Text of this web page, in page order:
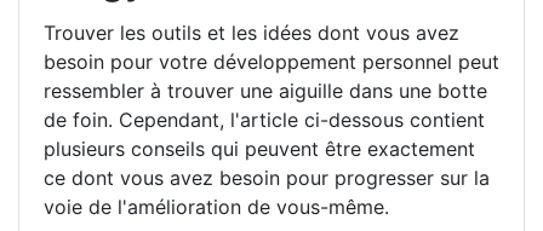
Trouver les outils et les idées dont vous avez
besoin pour votre développement personnel peut
ressembler à trouver une aiguille dans une botte
de foin. Cependant, l'article ci-dessous contient
plusieurs conseils qui peuvent être exactement
ce dont vous avez besoin pour progresser sur la
voie de l'amélioration de vous-même.